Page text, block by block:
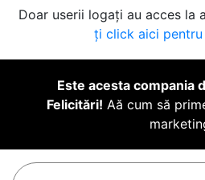
Doar userii logați au acces la
ți click aici pentru
Este acesta compania
Felicitări! Aă cum să